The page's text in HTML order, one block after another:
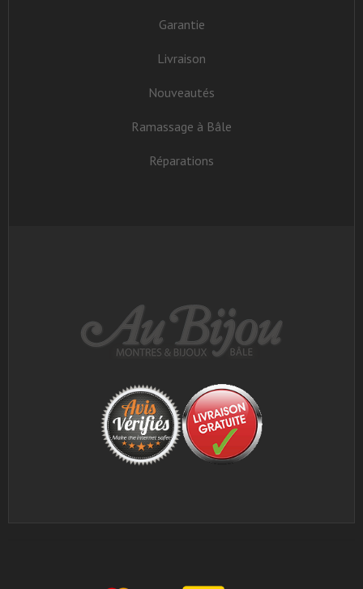
Garantie
Livraison
Nouveautés
Ramassage à Bâle
Réparations